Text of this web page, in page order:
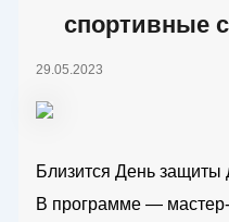
спортивные
29.05.2023
Близится День защиты
В программе —